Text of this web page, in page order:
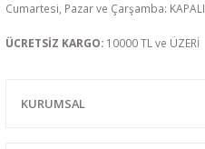
Cumartesi, Pazar ve Çarşamba: KAPALI
ÜCRETSİZ KARGO: 10000 TL ve ÜZERİ
KURUMSAL